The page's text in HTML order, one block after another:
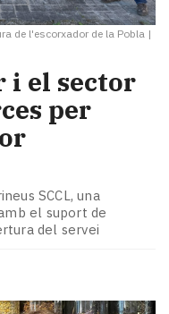
de l'escorxador de la Pobla |
i el sector
per
SCCL, una
el suport de
del servei